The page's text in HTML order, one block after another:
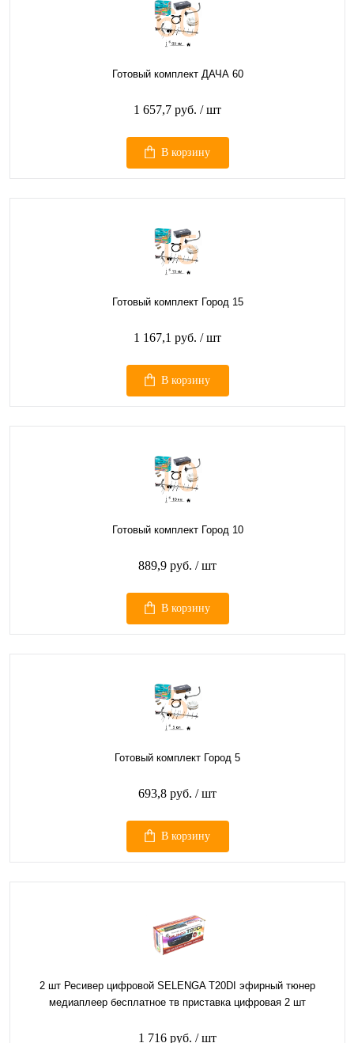
Готовый комплект ДАЧА 60
1 657,7 руб. / шт
В корзину
Готовый комплект Город 15
1 167,1 руб. / шт
В корзину
Готовый комплект Город 10
889,9 руб. / шт
В корзину
Готовый комплект Город 5
693,8 руб. / шт
В корзину
2 шт Ресивер цифровой SELENGA T20DI эфирный тюнер
медиаплеер бесплатное тв приставка цифровая 2 шт
1 716 руб. / шт